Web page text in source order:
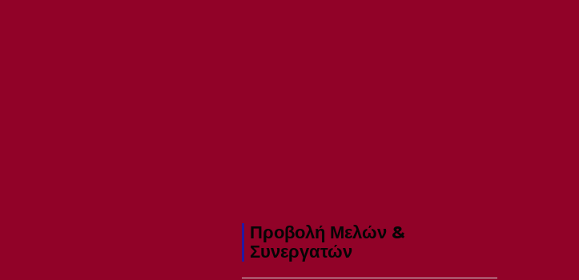
Προβολή Μελών &
Συνεργατών